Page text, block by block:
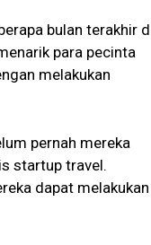
bulan terakhir
para pecinta
melakukan
pernah mereka
startup travel.
dapat melakukan